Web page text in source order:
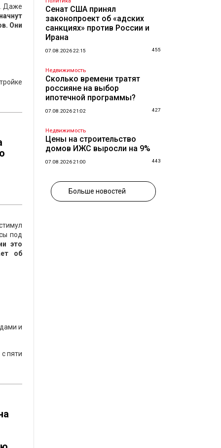
Даже
Они
под
это
об
и
пяти
Сенат США принял
законопроект об «адских
санкциях» против России и
Ирана
07.08.2026 22:15 455
Недвижимость
Сколько времени тратят
россияне на выбор
ипотечной программы?
07.08.2026 21:02 427
Недвижимость
Цены на строительство
домов ИЖС выросли на 9%
07.08.2026 21:00 443
Больше новостей